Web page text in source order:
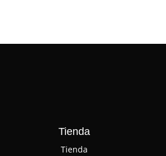
Tienda
Tienda